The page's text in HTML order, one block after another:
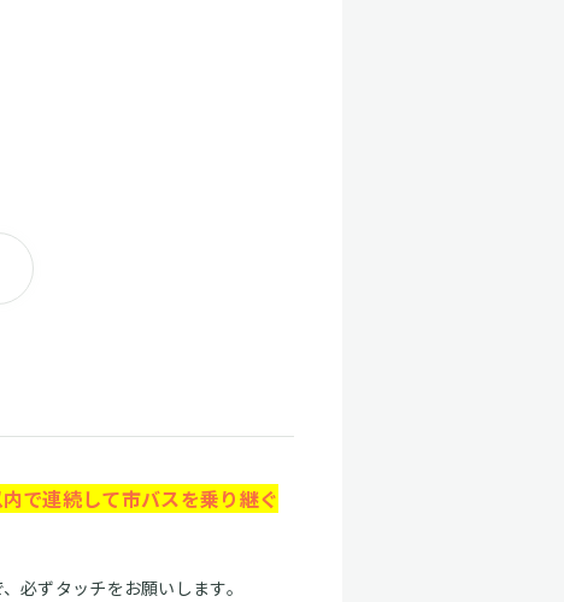
で連続して市バスを乗り継ぐ
必ずタッチをお願いします。